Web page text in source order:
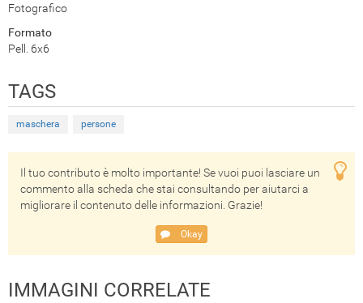
Fotografico
Formato
Pell. 6x6
TAGS
maschera persone
Il tuo contributo è molto importante! Se vuoi puoi lasciare un
commento alla scheda che stai consultando per aiutarci a
migliorare il contenuto delle informazioni. Grazie!
Okay
IMMAGINI CORRELATE